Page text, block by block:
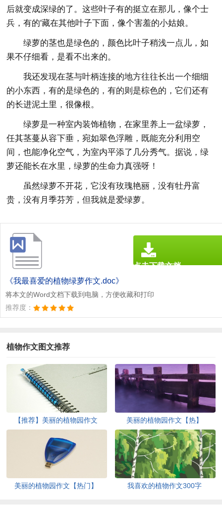
后就变成深绿的了。这些叶子有的挺立在那儿，像个士
兵，有的'藏在其他叶子下面，像个害羞的小姑娘。
绿萝的茎也是绿色的，颜色比叶子稍浅一点儿，如
果不仔细看，是看不出来的。
我还发现在茎与叶柄连接的地方往往长出一个细细
的小东西，有的是绿色的，有的则是棕色的，它们还有
的长进泥土里，很像根。
绿萝是一种室内装饰植物，在家里养上一盆绿萝，
任其茎蔓从容下垂，宛如翠色浮雕，既能充分利用空
间，也能净化空气，为室内平添了几分秀气。据说，绿
萝还能长在水里，绿萝的生命力真强呀！
虽然绿萝不开花，它没有玫瑰艳丽，没有牡丹富
贵，没有月季芬芳，但我就是爱绿萝。
《我最喜爱的植物绿萝作文.doc》
将本文的Word文档下载到电脑，方便收藏和打印
推荐度：
点击下载文档
植物作文图文推荐
【推荐】美丽的植物园作文 美丽的植物园作文【热】
美丽的植物园作文【热门】 我喜欢的植物作文300字